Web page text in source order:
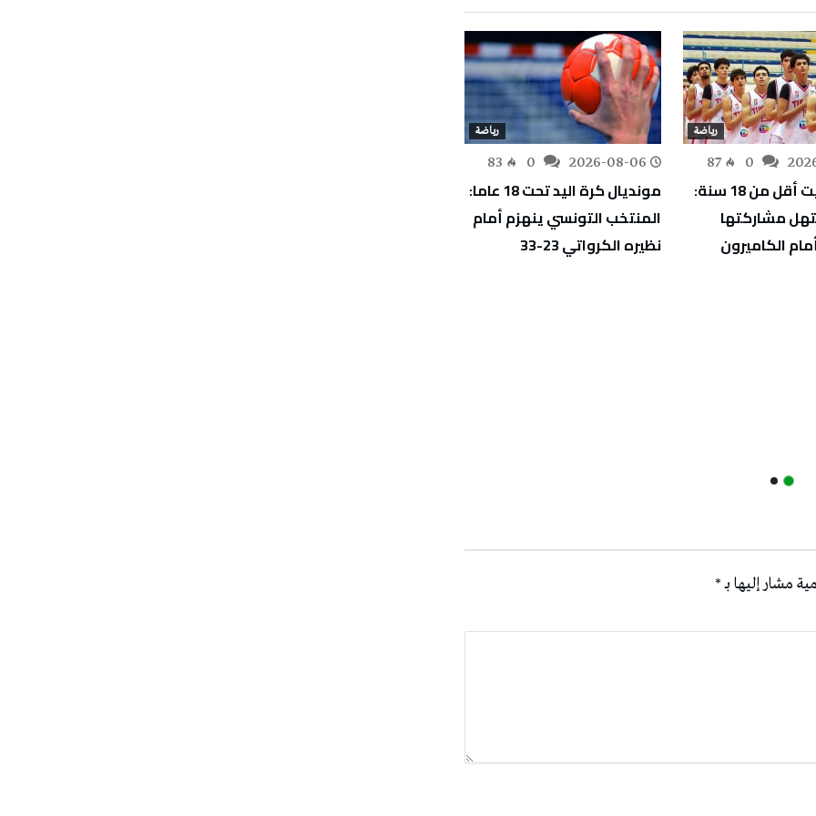
رياضة
87
أفروبسكيت أقل من 18 سنة:
مشاركتها
الكاميرون
رياضة
2026-08-06
83
مونديال كرة اليد تحت 18 عاما:
المنتخب التونسي ينهزم أمام
نظيره الكرواتي 23-33
مشار إليها بـ*